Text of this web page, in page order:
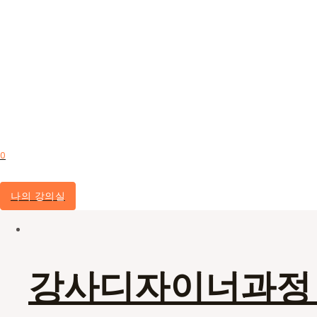
0
나의 강의실
강사디자이너과